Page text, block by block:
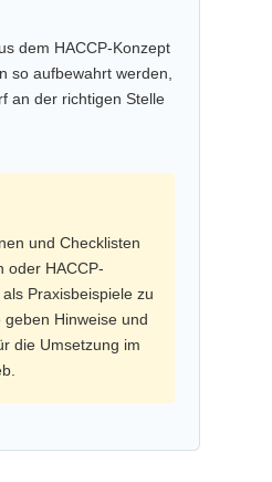
dem HACCP-Konzept
so aufbewahrt werden,
an der richtigen Stelle
und Checklisten
oder HACCP-
Praxisbeispiele zu
Hinweise und
die Umsetzung im